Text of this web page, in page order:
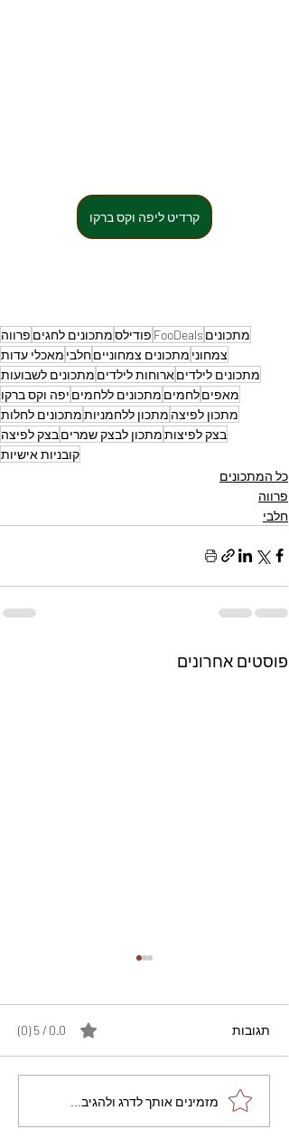
קרדיט ליפה וקס ברקו
מתכונים FooDeals פודילסמתכונים לחגים פרווה
צמחוני מתכונים צמחונייםחלבי מאכלי עדות
מתכונים לילדיםארוחות לילדים מתכונים לשבועות
מאפיםלחמים מתכונים ללחמים יפה וקס ברקו
מתכון לפיצה מתכון ללחמניותמתכונים לחלות
בצק לפיצותמתכון לבצק שמריםבצק לפיצה
קובניות אישיות
כל המתכונים
פרווה
חלבי
פוסטים אחרונים
מתכון מנצח עוגת מייפל
שוקולד בחושה וקלה - זיוה
תגובות 0.0 / 5 ‏(0)
מזמינים אותך לדרג ולהגיב...